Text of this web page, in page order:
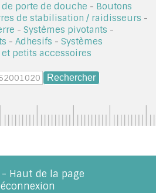
de porte de douche - Boutons
de stabilisation / raidisseurs -
- Systèmes pivotants -
- Adhesifs - Systèmes
petits accessoires
- Haut de la page